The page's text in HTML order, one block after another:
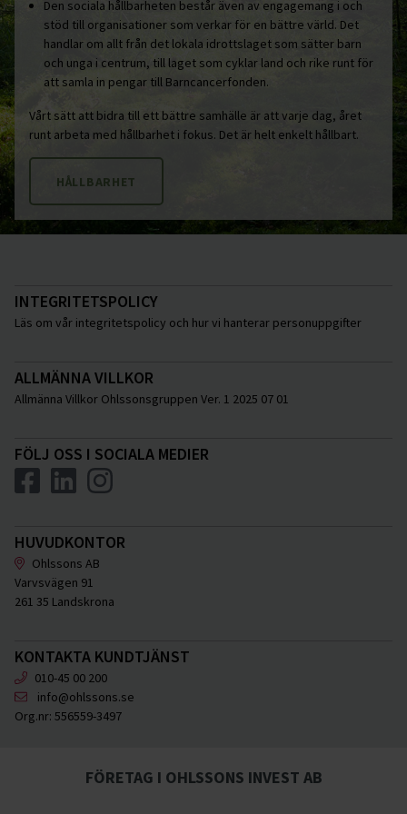
Den sociala hållbarheten består även av engagemang i och
stöd till organisationer som verkar för en bättre värld. Det
handlar om allt från det lokala idrottslaget som sätter barn
och unga i centrum, till laget som cyklar land och rike runt för
att samla in pengar till Barncancerfonden.
Vårt sätt att bidra till ett bättre samhälle är att varje dag, året
runt arbeta med hållbarhet i fokus. Det är helt enkelt hållbart.
HÅLLBARHET
INTEGRITETSPOLICY
Läs om vår integritetspolicy och hur vi hanterar personuppgifter
ALLMÄNNA VILLKOR
Allmänna Villkor Ohlssonsgruppen Ver. 1 2025 07 01
FÖLJ OSS I SOCIALA MEDIER
HUVUDKONTOR
Ohlssons AB
Varvsvägen 91
261 35 Landskrona
KONTAKTA KUNDTJÄNST
010-45 00 200
info@ohlssons.se
Org.nr: 556559-3497
FÖRETAG I OHLSSONS INVEST AB